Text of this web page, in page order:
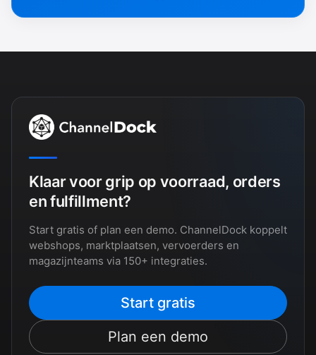
Klaar voor grip op voorraad, orders
en fulfillment?
Start gratis of plan een demo. ChannelDock koppelt
webshops, marktplaatsen, vervoerders en
magazijnteams via 150+ integraties.
Start gratis
Plan een demo